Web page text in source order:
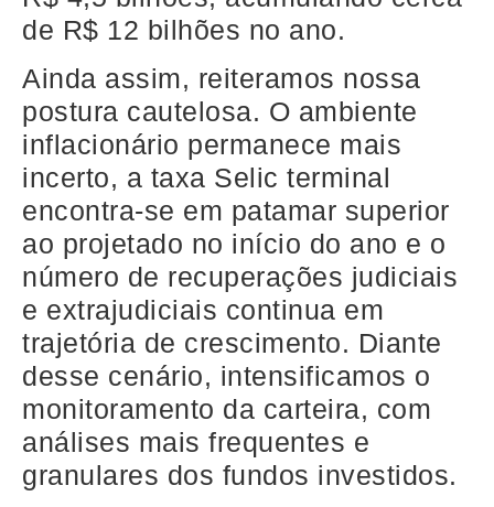
de R$ 12 bilhões no ano.
Ainda assim, reiteramos nossa
postura cautelosa. O ambiente
inflacionário permanece mais
incerto, a taxa Selic terminal
encontra-se em patamar superior
ao projetado no início do ano e o
número de recuperações judiciais
e extrajudiciais continua em
trajetória de crescimento. Diante
desse cenário, intensificamos o
monitoramento da carteira, com
análises mais frequentes e
granulares dos fundos investidos.